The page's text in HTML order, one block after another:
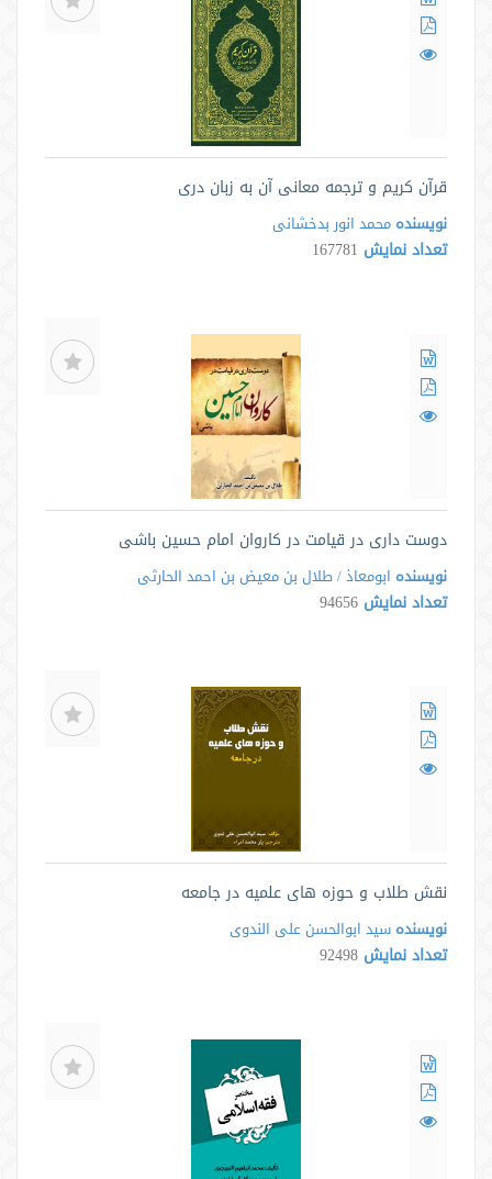
قرآن کریم و ترجمه معانی آن به زبان دری
نویسنده محمد انور بدخشانی
تعداد نمایش 167781
دوست داری در قیامت در کاروان امام حسین باشی
نویسنده ابومعاذ / طلال بن معیض بن احمد الحارثی
تعداد نمایش 94656
نقش طلاب و حوزه های علمیه در جامعه
نویسنده سید ابوالحسن علی الندوی
تعداد نمایش 92498